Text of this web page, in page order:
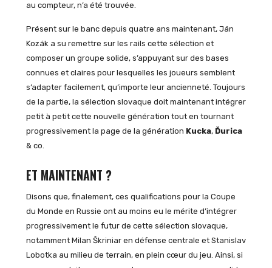
au compteur, n’a été trouvée.
Présent sur le banc depuis quatre ans maintenant, Ján
Kozák a su remettre sur les rails cette sélection et
composer un groupe solide, s’appuyant sur des bases
connues et claires pour lesquelles les joueurs semblent
s’adapter facilement, qu’importe leur ancienneté. Toujours
de la partie, la sélection slovaque doit maintenant intégrer
petit à petit cette nouvelle génération tout en tournant
progressivement la page de la génération Kucka, Ďurica
& co.
ET MAINTENANT ?
Disons que, finalement, ces qualifications pour la Coupe
du Monde en Russie ont au moins eu le mérite d’intégrer
progressivement le futur de cette sélection slovaque,
notamment Milan Škriniar en défense centrale et Stanislav
Lobotka au milieu de terrain, en plein cœur du jeu. Ainsi, si